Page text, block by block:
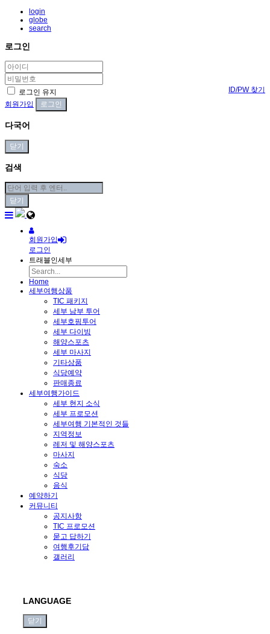
login
globe
search
로그인
ID/PW 찾기
로그인 유지
회원가입
다국어
닫기
검색
닫기
회원가입
로그인
트래블인세부
Home
세부여행상품
TIC 패키지
세부 남부 투어
세부호핑투어
세부 다이빙
해양스포츠
세부 마사지
기타상품
식당예약
판매종료
세부여행가이드
세부 현지 소식
세부 프로모션
세부여행 기본적인 것들
지역정보
레저 및 해양스포츠
마사지
숙소
식당
음식
예약하기
커뮤니티
공지사항
TIC 프로모션
묻고 답하기
여행후기담
갤러리
LANGUAGE
닫기